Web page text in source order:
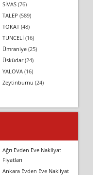
SİVAS (76)
TALEP (589)
TOKAT (48)
TUNCELİ (16)
Ümraniye (25)
Üsküdar(24)
YALOVA (16)
Zeytinburnu (24)
Ağrı Evden Eve Nakliyat
Fiyatları
Ankara Evden Eve Nakliyat